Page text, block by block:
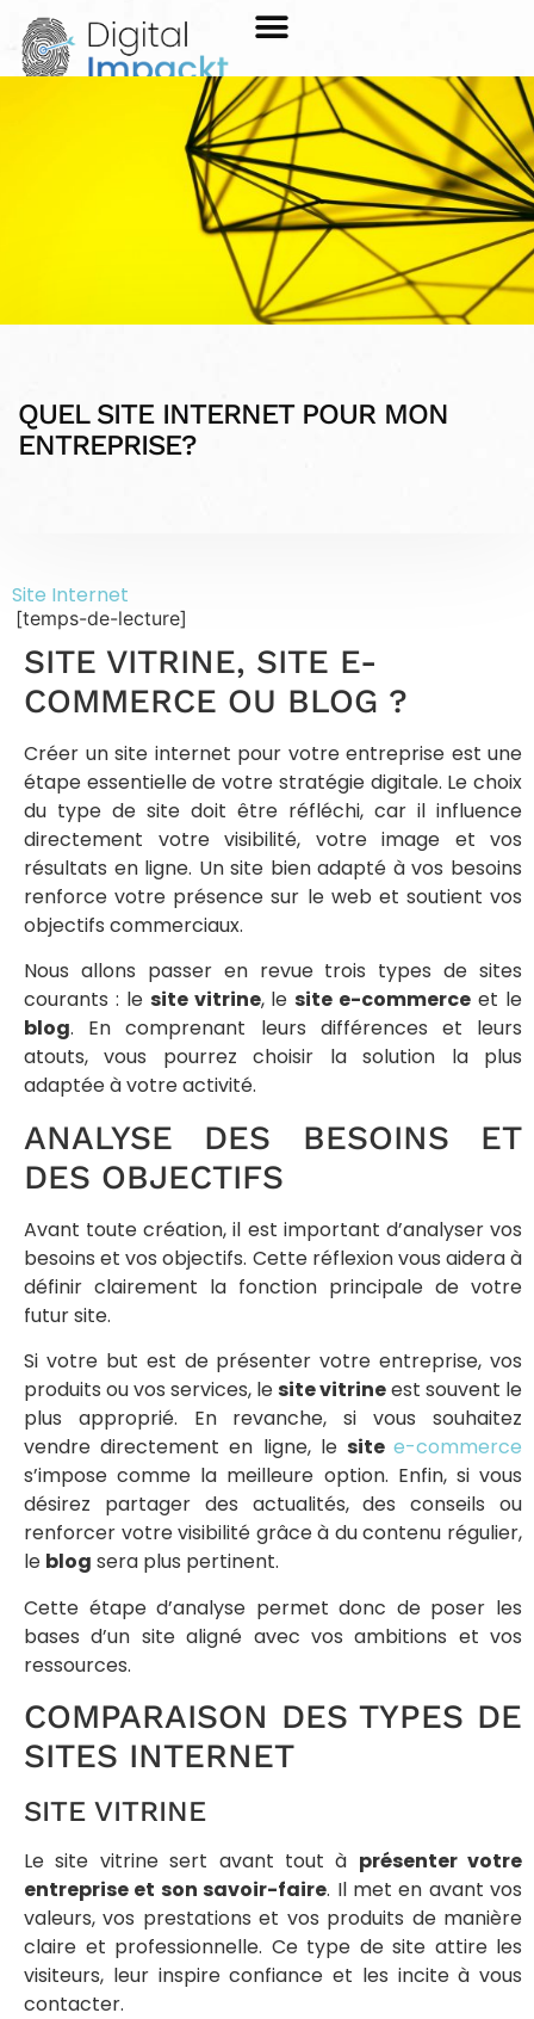
QUEL SITE INTERNET POUR MON
ENTREPRISE?
Site Internet
[temps-de-lecture]
SITE VITRINE, SITE E-
COMMERCE OU BLOG ?
Créer un site internet pour votre entreprise est une
étape essentielle de votre stratégie digitale. Le choix
du type de site doit être réfléchi, car il influence
directement votre visibilité, votre image et vos
résultats en ligne. Un site bien adapté à vos besoins
renforce votre présence sur le web et soutient vos
objectifs commerciaux.
Nous allons passer en revue trois types de sites
courants : le site vitrine, lesite e-commerce et le
blog. En comprenant leurs différences et leurs
atouts, vous pourrez choisir la solution la plus
adaptée à votre activité.
ANALYSE DES BESOINS ET
DES OBJECTIFS
Avant toute création, il est important d’analyser vos
besoins et vos objectifs. Cette réflexion vous aidera à
définir clairement la fonction principale de votre
futur site.
Si votre but est de présenter votre entreprise, vos
produits ou vos services, lesite vitrineest souvent le
plus approprié. En revanche, si vous souhaitez
vendre directement en ligne, le sitee-commerce
s’impose comme la meilleure option. Enfin, si vous
désirez partager des actualités, des conseils ou
renforcer votre visibilité grâce à du contenu régulier,
le blog sera plus pertinent.
Cette étape d’analyse permet donc de poser les
bases d’un site aligné avec vos ambitions et vos
ressources.
COMPARAISON DES TYPES DE
SITES INTERNET
SITE VITRINE
Le site vitrine sert avant tout à présenter votre
entreprise et son savoir-faire. Il met en avant vos
valeurs, vos prestations et vos produits de manière
claire et professionnelle. Ce type de site attire les
visiteurs, leur inspire confiance et les incite à vous
contacter.